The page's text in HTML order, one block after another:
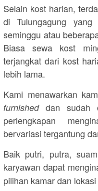
Selain kost harian,
di Tulungagung
seminggu atau
Biasa sewa kost
terjangkat dari kost
lebih lama.
Kami menawarkan
furnished dan sudah
perlengkapan
bervariasi tergantung
Baik putri, putra,
karyawan dapat
pilihan kamar dan